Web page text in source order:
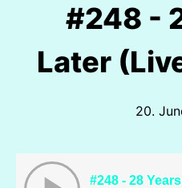
#248 -
Later
20.
#248 - 28